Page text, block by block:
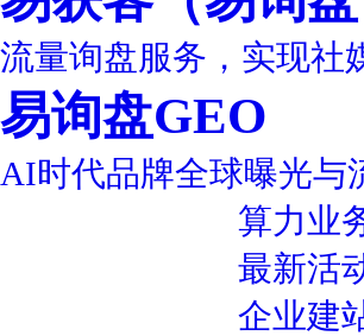
流量询盘服务，实现社
易询盘GEO
AI时代品牌全球曝光与
算力业
最新活
企业建